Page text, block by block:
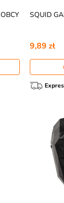
SQUID
9,89 zł